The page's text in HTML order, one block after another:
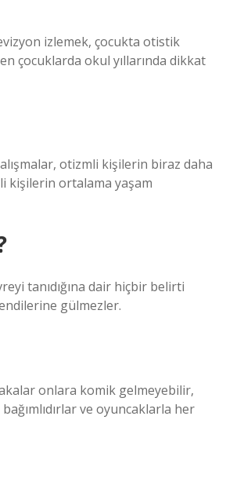
izlemek, çocukta otistik
çocuklarda okul yıllarında dikkat
otizmli kişilerin biraz daha
kişilerin ortalama yaşam
tanıdığına dair hiçbir belirti
gülmezler.
onlara komik gelmeyebilir,
ve oyuncaklarla her